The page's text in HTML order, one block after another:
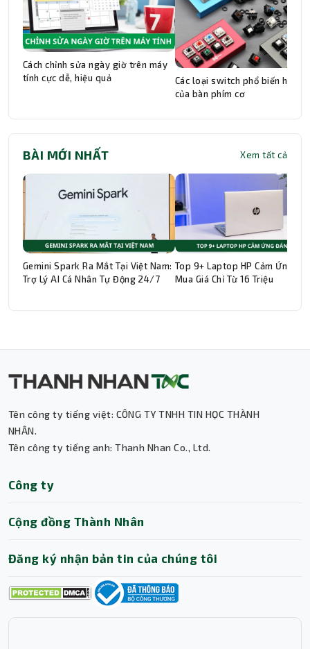
Cách chỉnh sửa ngày giờ trên máy
tính cực dễ, hiệu quả
Các loại switch phổ biến hiện
của bàn phím cơ
BÀI MỚI NHẤT Xem tất cả
Gemini Spark Ra Mắt Tại Việt Nam:
Trợ Lý AI Cá Nhân Tự Động 24/7
Top 9+ Laptop HP Cảm Ứng
Mua Giá Chỉ Từ 16 Triệu
Tên công ty tiếng việt: CÔNG TY TNHH TIN HỌC THÀNH
NHÂN.
Tên công ty tiếng anh: Thanh Nhan Co., Ltd.
Công ty
Cộng đồng Thành Nhân
Đăng ký nhận bản tin của chúng tôi
Trợ lý AI • Phản hồi tức thì